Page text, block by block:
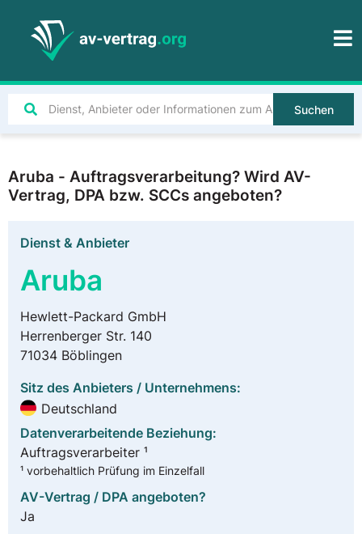
Suchen
Aruba - Auftragsverarbeitung? Wird AV-
Vertrag, DPA bzw. SCCs angeboten?
Dienst & Anbieter
Aruba
Hewlett-Packard GmbH
Herrenberger Str. 140
71034 Böblingen
Sitz des Anbieters / Unternehmens:
Deutschland
Datenverarbeitende Beziehung:
Auftragsverarbeiter ¹
¹ vorbehaltlich Prüfung im Einzelfall
AV-Vertrag / DPA angeboten?
Ja